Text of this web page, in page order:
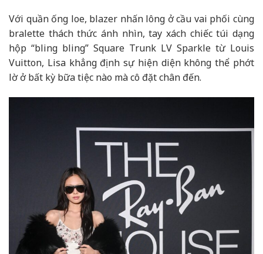
Với quần ống loe, blazer nhấn lông ở cầu vai phối cùng
bralette thách thức ánh nhìn, tay xách chiếc túi dạng
hộp “bling bling” Square Trunk LV Sparkle từ Louis
Vuitton, Lisa khẳng định sự hiện diện không thể phớt
lờ ở bất kỳ bữa tiệc nào mà cô đặt chân đến.